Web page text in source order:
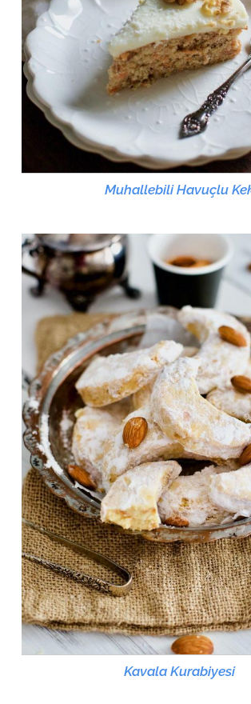
Muhallebili Havuçlu
Kavala Kurabiyesi